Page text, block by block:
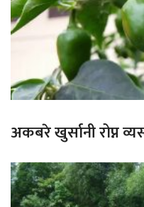
अकबरे खुर्सानी रोप्न